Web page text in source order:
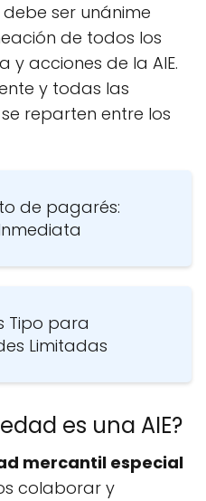
ser unánime
de todos los
y acciones de la AIE.
y todas las
reparten entre los
de pagarés:
Tipo para
Limitadas
es una AIE?
mercantil especial
colaborar y